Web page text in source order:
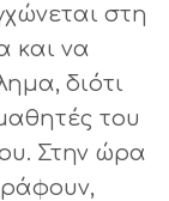
στη
και να
διότι
του
Στην ώρα